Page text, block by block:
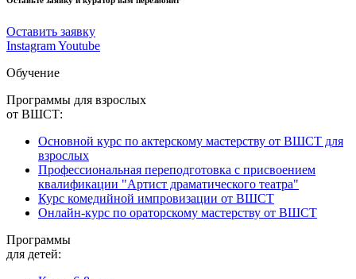
Оставить заявку
InstagramYoutube
Обучение
Программы для взрослых
от ВШСТ:
Основной курс по актерскому мастерству от ВШСТ для
взрослых
Профессиональная переподготовка с присвоением
квалификации "Артист драматического театра"
Курс комедийной импровизации от ВШСТ
Онлайн-курс по ораторскому мастерству от ВШСТ
Программы
для детей: